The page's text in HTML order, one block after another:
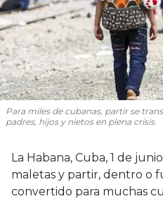
Para miles de cubanas, partir se
padres, hijos y nietos en plena crisis.
La Habana, Cuba, 1 de
maletas y partir, dentro o
convertido para muchas